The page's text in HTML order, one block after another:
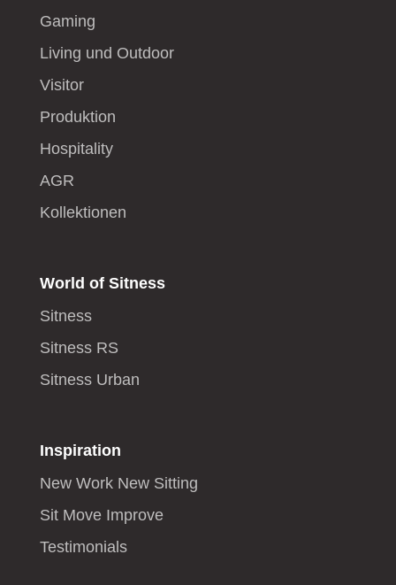
Gaming
Living und Outdoor
Visitor
Produktion
Hospitality
AGR
Kollektionen
World of Sitness
Sitness
Sitness RS
Sitness Urban
Inspiration
New Work New Sitting
Sit Move Improve
Testimonials